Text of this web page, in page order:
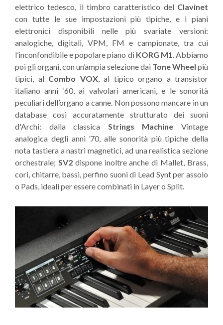
elettrico tedesco, il timbro caratteristico del Clavinet
con tutte le sue impostazioni più tipiche, e i piani
elettronici disponibili nelle più svariate versioni:
analogiche, digitali, VPM, FM e campionate, tra cui
l’inconfondibile e popolare piano diKORG M1 . Abbiamo
poi gli organi, con un’ampia selezione dai Tone Wheel più
tipici, al Combo VOX, al tipico organo a transistor
italiano anni ‘60, ai valvolari americani, e le sonorità
peculiari dell’organo a canne. Non possono mancare in un
database così accuratamente strutturato dei suoni
d'Archi: dalla classica Strings Machine Vintage
analogica degli anni ’70, alle sonorità più tipiche della
nota tastiera a nastri magnetici, ad una realistica sezione
orchestrale; SV2 dispone inoltre anche di Mallet, Brass,
cori, chitarre, bassi, perfino suoni di Lead Synt per assolo
o Pads, ideali per essere combinati in Layer o Split.